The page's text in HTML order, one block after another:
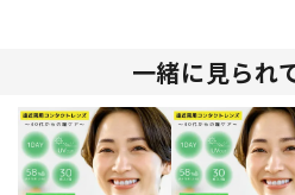
一緒に見られ